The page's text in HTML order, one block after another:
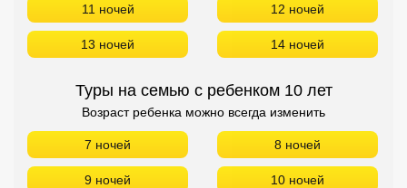
11 ночей 12 ночей
13 ночей 14 ночей
Туры на семью с ребенком 10 лет
Возраст ребенка можно всегда изменить
7 ночей 8 ночей
9 ночей 10 ночей